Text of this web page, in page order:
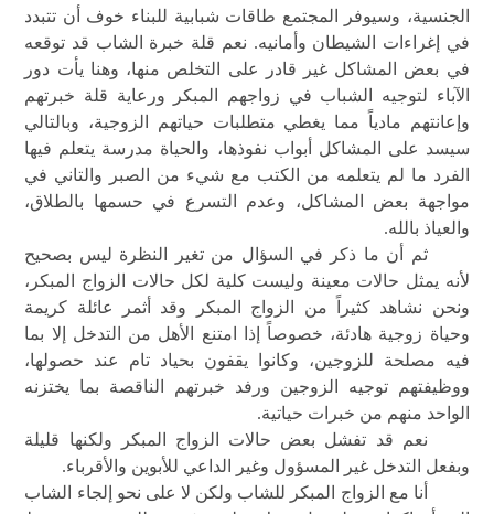
الجنسية، وسيوفر المجتمع طاقات شبابية للبناء خوف أن تتبدد
في إغراءات الشيطان وأمانيه. نعم قلة خبرة الشاب قد توقعه
في بعض المشاكل غير قادر على التخلص منها، وهنا يأت دور
الآباء لتوجيه الشباب في زواجهم المبكر ورعاية قلة خبرتهم
وإعانتهم مادياً مما يغطي متطلبات حياتهم الزوجية، وبالتالي
سيسد على المشاكل أبواب نفوذها، والحياة مدرسة يتعلم فيها
الفرد ما لم يتعلمه من الكتب مع شيء من الصبر والتاني في
مواجهة بعض المشاكل، وعدم التسرع في حسمها بالطلاق،
والعياذ بالله.
ثم أن ما ذكر في السؤال من تغير النظرة ليس بصحيح
لأنه يمثل حالات معينة وليست كلية لكل حالات الزواج المبكر،
ونحن نشاهد كثيراً من الزواج المبكر وقد أثمر عائلة كريمة
وحياة زوجية هادئة، خصوصاً إذا امتنع الأهل من التدخل إلا بما
فيه مصلحة للزوجين، وكانوا يقفون بحياد تام عند حصولها،
ووظيفتهم توجيه الزوجين ورفد خبرتهم الناقصة بما يختزنه
الواحد منهم من خبرات حياتية.
نعم قد تفشل بعض حالات الزواج المبكر ولكنها قليلة
وبفعل التدخل غير المسؤول وغير الداعي للأبوين والأقرباء.
أنا مع الزواج المبكر للشاب ولكن لا على نحو إلجاء الشاب